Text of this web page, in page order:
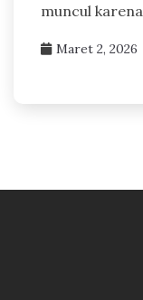
muncul karena
Maret 2, 2026